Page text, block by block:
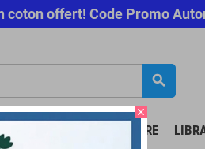
coton offert! Code Promo
search
CONFORT & BIEN-ÊTRE
close